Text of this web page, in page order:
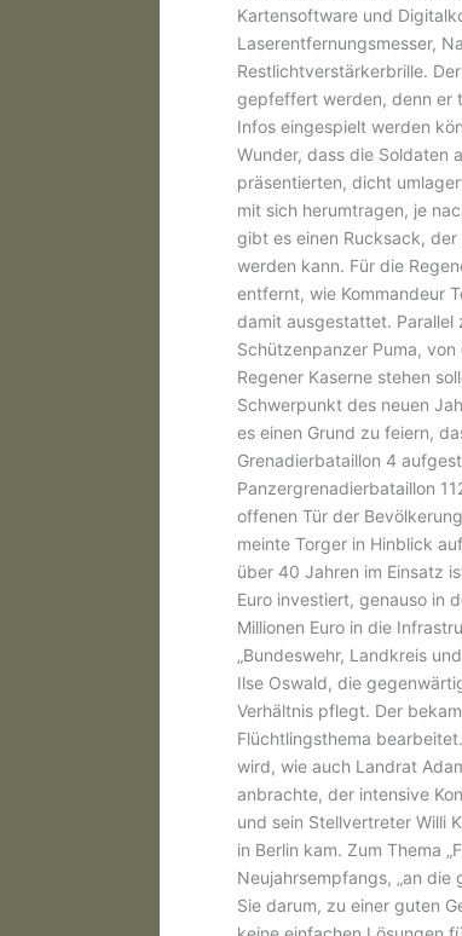
Kartensoftware und
Laserentfernungsmesser,
Restlichtverstärkerbrille.
gepfeffert werden, denn er
Infos eingespielt werden
Wunder, dass die Soldaten
präsentierten, dicht
mit sich herumtragen, je
gibt es einen Rucksack,
werden kann. Für die
entfernt, wie Kommandeur
damit ausgestattet. Parallel
Schützenpanzer Puma,
Regener Kaserne stehen
Schwerpunkt des neuen
es einen Grund zu feiern,
Grenadierbataillon 4
Panzergrenadierbataillon
offenen Tür der
meinte Torger in Hinblick
über 40 Jahren im Einsatz
Euro investiert, genauso in
Millionen Euro in die
„Bundeswehr, Landkreis
Ilse Oswald, die
Verhältnis pflegt. Der
Flüchtlingsthema
wird, wie auch Landrat
anbrachte, der intensive
und sein Stellvertreter Willi
in Berlin kam. Zum Thema
Neujahrsempfangs, „an die
Sie darum, zu einer guten